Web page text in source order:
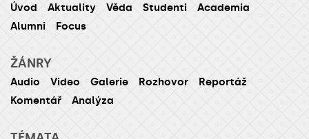
Úvod Aktuality Věda Studenti
Academia
Alumni
Focus
ŽÁNRY
Audio Video Galerie Rozhovor
Reportáž
Komentář
Analýza